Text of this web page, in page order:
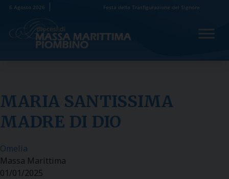
Skip
content
6 Agosto 2026 Festa della Trasfigurazione del Signore
MARIA SANTISSIMA
MADRE DI DIO
Omelia
Massa Marittima
01/01/2025